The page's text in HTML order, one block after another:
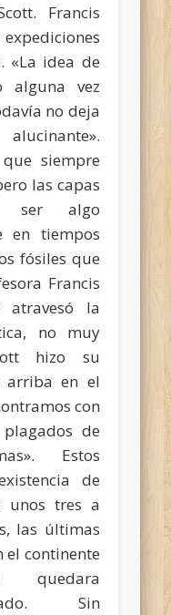
Francis
«La idea de
alguna vez
no deja
siempre
las capas
ser algo
en tiempos
fósiles que
Francis
atravesó la
no muy
hizo su
arriba en el
con
de
Estos
de
unos tres a
las últimas
el continente
Sin